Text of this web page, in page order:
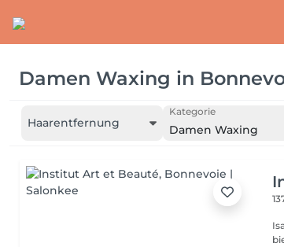
Damen Waxing in
Haarentfernung
Kategorie
Damen Waxing
bien-être. Les